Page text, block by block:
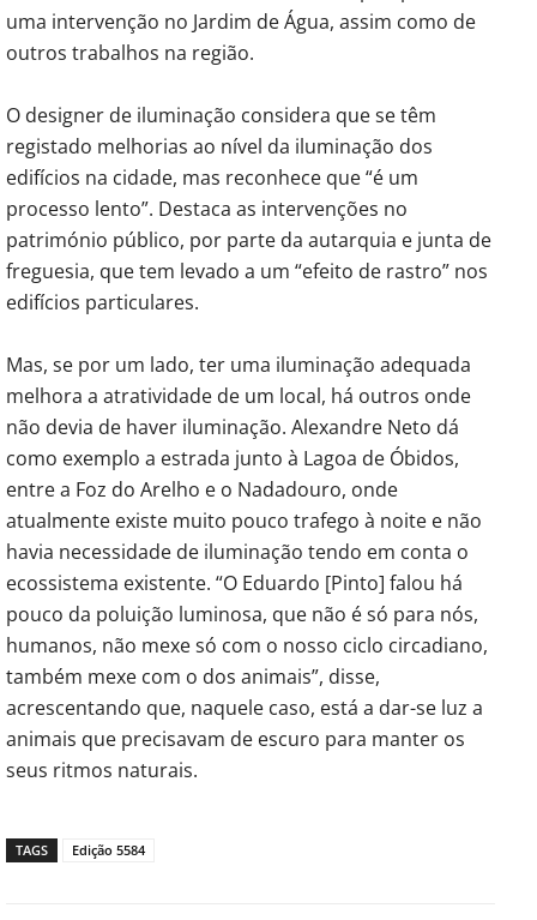
uma intervenção no Jardim de Água, assim como de
outros trabalhos na região.
O designer de iluminação considera que se têm
registado melhorias ao nível da iluminação dos
edifícios na cidade, mas reconhece que “é um
processo lento”. Destaca as intervenções no
património público, por parte da autarquia e junta de
freguesia, que tem levado a um “efeito de rastro” nos
edifícios particulares.
Mas, se por um lado, ter uma iluminação adequada
melhora a atratividade de um local, há outros onde
não devia de haver iluminação. Alexandre Neto dá
como exemplo a estrada junto à Lagoa de Óbidos,
entre a Foz do Arelho e o Nadadouro, onde
atualmente existe muito pouco trafego à noite e não
havia necessidade de iluminação tendo em conta o
ecossistema existente. “O Eduardo [Pinto] falou há
pouco da poluição luminosa, que não é só para nós,
humanos, não mexe só com o nosso ciclo circadiano,
também mexe com o dos animais”, disse,
acrescentando que, naquele caso, está a dar-se luz a
animais que precisavam de escuro para manter os
seus ritmos naturais.
TAGS Edição 5584